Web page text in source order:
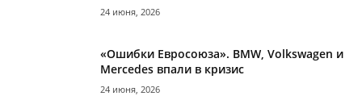
24 июня, 2026
«Ошибки Евросоюза». BMW, Volkswagen и
Mercedes впали в кризис
24 июня, 2026